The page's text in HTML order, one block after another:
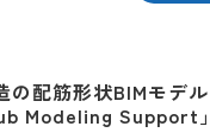
配筋形状BIMモデ
Modeling Support